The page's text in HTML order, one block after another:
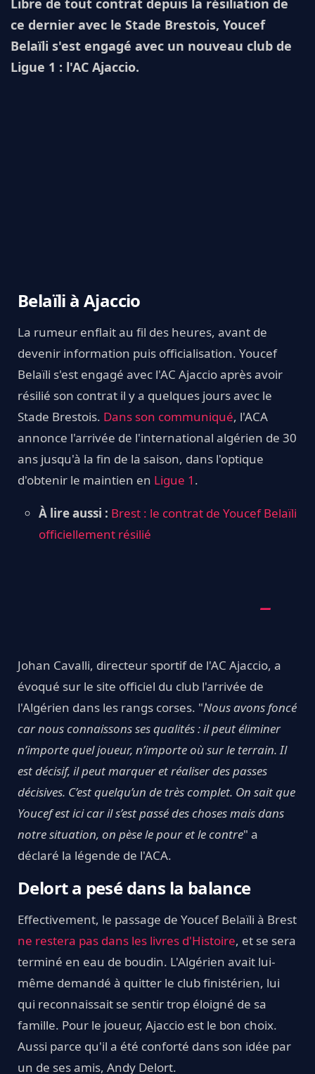
Libre de tout contrat depuis la résiliation de
ce dernier avec le Stade Brestois, Youcef
Belaïli s'est engagé avec un nouveau club de
Ligue 1 : l'AC Ajaccio.
Belaïli à Ajaccio
La rumeur enflait au fil des heures, avant de
devenir information puis officialisation. Youcef
Belaïli s'est engagé avec l'AC Ajaccio après avoir
résilié son contrat il y a quelques jours avec le
Stade Brestois. Dans son communiqué, l'ACA
annonce l'arrivée de l'international algérien de 30
ans jusqu'à la fin de la saison, dans l'optique
d'obtenir le maintien en Ligue 1 .
À lire aussi : Brest : le contrat de Youcef Belaïli
officiellement résilié
Johan Cavalli, directeur sportif de l'AC Ajaccio, a
évoqué sur le site officiel du club l'arrivée de
l'Algérien dans les rangs corses. "Nous avons foncé
car nous connaissons ses qualités : il peut éliminer
n’importe quel joueur, n’importe où sur le terrain. Il
est décisif, il peut marquer et réaliser des passes
décisives. C’est quelqu’un de très complet. On sait que
Youcef est ici car il s’est passé des choses mais dans
notre situation, on pèse le pour et le contre" a
déclaré la légende de l'ACA.
Delort a pesé dans la balance
Effectivement, le passage de Youcef Belaïli à Brest
ne restera pas dans les livres d'Histoire, et se sera
terminé en eau de boudin. L'Algérien avait lui-
même demandé à quitter le club finistérien, lui
qui reconnaissait se sentir trop éloigné de sa
famille. Pour le joueur, Ajaccio est le bon choix.
Aussi parce qu'il a été conforté dans son idée par
un de ses amis, Andy Delort.